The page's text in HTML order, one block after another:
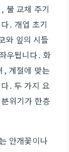
물 교체 주기
. 개업 초기
와 잎의 시들
우됩니다. 화
, 계절에 맞는
. 두 가지 요
위기가 한층
안개꽃이나